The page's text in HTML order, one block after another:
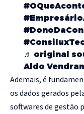
♬ original
Aldo
Ademais, é
os dados gerados
softwares de gestão